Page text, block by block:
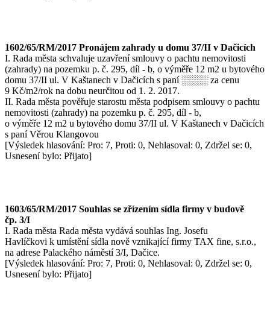
1602/65/RM/2017 Pronájem zahrady u domu 37/II v Dačicích
I. Rada města schvaluje uzavření smlouvy o pachtu nemovitosti
(zahrady) na pozemku p. č. 295, díl - b, o výměře 12 m2 u bytového
domu 37/II ul. V Kaštanech v Dačicích s paní ░░░░ za cenu
9 Kč/m2/rok na dobu neurčitou od 1. 2. 2017.
II. Rada města pověřuje starostu města podpisem smlouvy o pachtu
nemovitosti (zahrady) na pozemku p. č. 295, díl - b,
o výměře 12 m2 u bytového domu 37/II ul. V Kaštanech v Dačicích
s paní Věrou Klangovou
[Výsledek hlasování: Pro: 7, Proti: 0, Nehlasoval: 0, Zdržel se: 0,
Usnesení bylo: Přijato]
1603/65/RM/2017 Souhlas se zřízením sídla firmy v budově
čp. 3/I
I. Rada města Rada města vydává souhlas Ing. Josefu
Havlíčkovi k umístění sídla nově vznikající firmy TAX fine, s.r.o.,
na adrese Palackého náměstí 3/I, Dačice.
[Výsledek hlasování: Pro: 7, Proti: 0, Nehlasoval: 0, Zdržel se: 0,
Usnesení bylo: Přijato]